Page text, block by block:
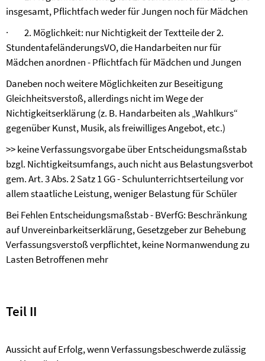
insgesamt, Pflichtfach weder für Jungen noch für Mädchen
·
2. Möglichkeit: nur Nichtigkeit der Textteile der 2.
StundentafeländerungsVO, die Handarbeiten nur für
Mädchen anordnen-Pflichtfach für Mädchen und Jungen
Daneben noch weitere Möglichkeiten zur Beseitigung
Gleichheitsverstoß, allerdings nicht im Wege der
Nichtigkeitserklärung (z. B. Handarbeiten als „Wahlkurs“
gegenüber Kunst, Musik, als freiwilliges Angebot, etc.)
>>keine Verfassungsvorgabe über Entscheidungsmaßstab
bzgl. Nichtigkeitsumfangs, auch nicht aus Belastungsverbot
gem. Art. 3 Abs. 2 Satz 1 GG-Schulunterrichtserteilung vor
allem staatliche Leistung, weniger Belastung für Schüler
Bei Fehlen Entscheidungsmaßstab-BVerfG: Beschränkung
auf Unvereinbarkeitserklärung, Gesetzgeber zur Behebung
Verfassungsverstoß verpflichtet, keine Normanwendung zu
Lasten Betroffenen mehr
Teil II
Aussicht auf Erfolg, wenn Verfassungsbeschwerde zulässig